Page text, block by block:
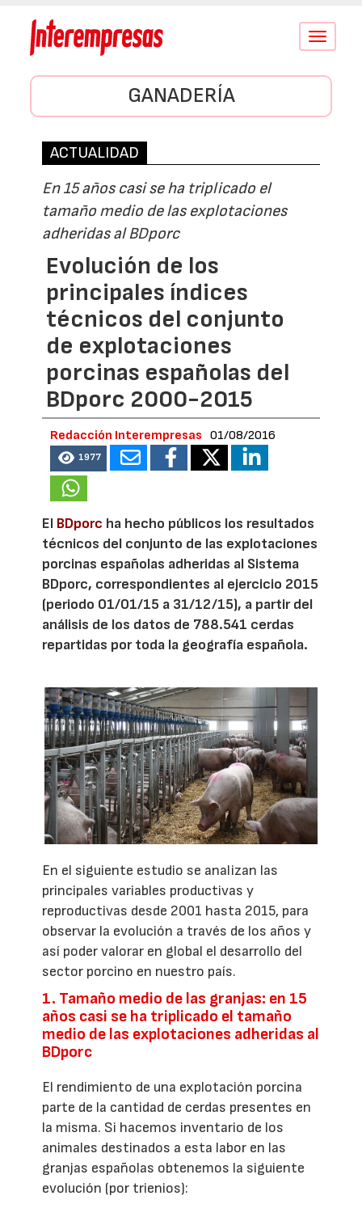
Conmutar
GANADERÍA
ACTUALIDAD
En 15 años casi se ha triplicado el
tamaño medio de las explotaciones
adheridas al BDporc
Evolución de los
principales índices
técnicos del conjunto
de explotaciones
porcinas españolas del
BDporc 2000-2015
Redacción Interempresas 01/08/2016
1977
El BDporc ha hecho públicos los resultados
técnicos del conjunto de las explotaciones
porcinas españolas adheridas al Sistema
BDporc, correspondientes al ejercicio 2015
(periodo 01/01/15 a 31/12/15), a partir del
análisis de los datos de 788.541 cerdas
repartidas por toda la geografía española.
En el siguiente estudio se analizan las
principales variables productivas y
reproductivas desde 2001 hasta 2015, para
observar la evolución a través de los años y
así poder valorar en global el desarrollo del
sector porcino en nuestro país.
1. Tamaño medio de las granjas: en 15
años casi se ha triplicado el tamaño
medio de las explotaciones adheridas al
BDporc
El rendimiento de una explotación porcina
parte de la cantidad de cerdas presentes en
la misma. Si hacemos inventario de los
animales destinados a esta labor en las
granjas españolas obtenemos la siguiente
evolución (por trienios):